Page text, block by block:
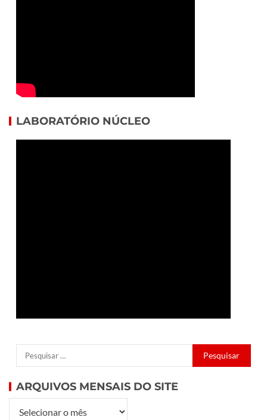
LABORATÓRIO NÚCLEO
ARQUIVOS MENSAIS DO SITE